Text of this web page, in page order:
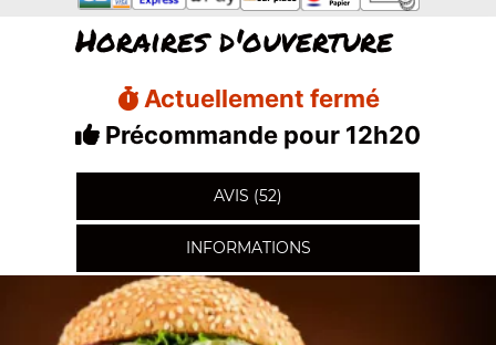
Horaires d'ouverture
Actuellement fermé
Précommande pour 12h20
AVIS (52)
INFORMATIONS